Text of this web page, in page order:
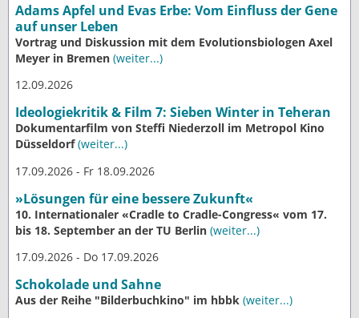
Adams Apfel und Evas Erbe: Vom Einfluss der Gene
auf unser Leben
Vortrag und Diskussion mit dem Evolutionsbiologen Axel
Meyer in Bremen (weiter...)
12.09.2026
Ideologiekritik & Film 7: Sieben Winter in Teheran
Dokumentarfilm von Steffi Niederzoll im Metropol Kino
Düsseldorf(weiter...)
17.09.2026 - Fr 18.09.2026
»Lösungen für eine bessere Zukunft«
10. Internationaler «Cradle to Cradle-Congress« vom 17.
bis 18. September an der TU Berlin (weiter...)
17.09.2026 - Do 17.09.2026
Schokolade und Sahne
Aus der Reihe "Bilderbuchkino" im hbbk (weiter...)